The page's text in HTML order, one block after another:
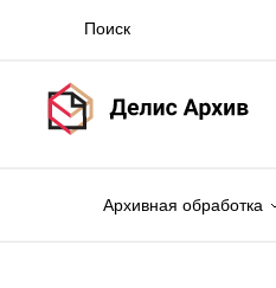
Архивная обработка